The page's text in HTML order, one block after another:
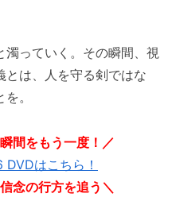
っていく。その瞬間、視
とは、人を守る剣ではな
。
間をもう一度！／
はこちら！
念の行方を追う＼